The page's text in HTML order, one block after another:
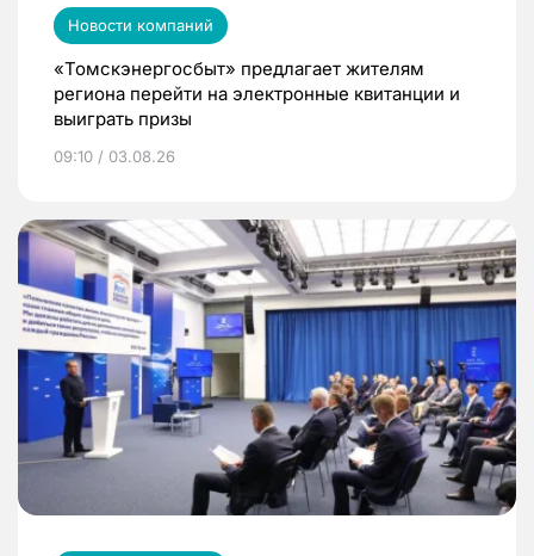
Новости компаний
«Томскэнергосбыт» предлагает жителям
региона перейти на электронные квитанции и
выиграть призы
09:10 / 03.08.26